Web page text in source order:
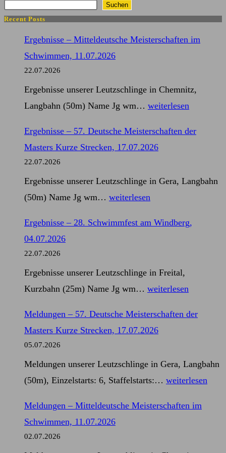
Suchen
Recent Posts
Ergebnisse – Mitteldeutsche Meisterschaften im
Schwimmen, 11.07.2026
22.07.2026
Ergebnisse unserer Leutzschlinge in Chemnitz,
Langbahn (50m) Name Jg wm… Ergebnisse
Mitteldeutsche
Meisterschaften
Schwimmen,
11.07.2026
weiterlesen
Ergebnisse – 57. Deutsche Meisterschaften der
Masters Kurze Strecken, 17.07.2026
22.07.2026
Ergebnisse unserer Leutzschlinge in Gera, Langbahn
(50m) Name Jg wm… Ergebnisse
57.
der
Masters
Kurze
Strecken,
weiterlesen
Ergebnisse – 28. Schwimmfest am Windberg,
04.07.2026
22.07.2026
Ergebnisse unserer Leutzschlinge in Freital,
Kurzbahn (25m) Name Jg wm… Ergebnisse
28.
Schwimmfest
Windberg,
04.07.2026
weiterlesen
Meldungen – 57. Deutsche Meisterschaften der
Masters Kurze Strecken, 17.07.2026
05.07.2026
Meldungen unserer Leutzschlinge in Gera, Langbahn
(50m), Einzelstarts: 6, Staffelstarts:… Meldungen
57.
weiterlesen
Meldungen – Mitteldeutsche Meisterschaften im
Schwimmen, 11.07.2026
02.07.2026